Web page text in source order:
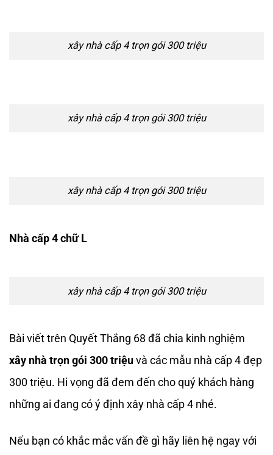
xây nhà cấp 4 trọn gói 300 triệu
xây nhà cấp 4 trọn gói 300 triệu
xây nhà cấp 4 trọn gói 300 triệu
Nhà cấp 4 chữ L
xây nhà cấp 4 trọn gói 300 triệu
Bài viết trên Quyết Thắng 68 đã chia kinh nghiệm
xây nhà trọn gói 300 triệuvà các mẫu nhà cấp 4 đẹp
300 triệu. Hi vọng đã đem đến cho quý khách hàng
những ai đang có ý định xây nhà cấp 4 nhé.
Nếu bạn có khắc mắc vấn đề gì hãy liên hệ ngay với